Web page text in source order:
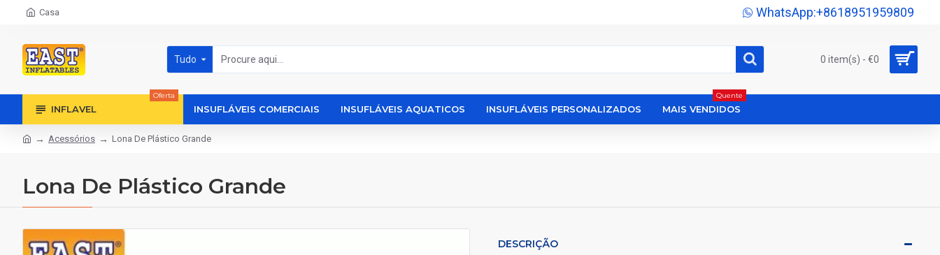
Casa WhatsApp:+8618951959809
Tudo 0 item(s) - €0
INFLAVEL
Oferta
INSUFLÁVEIS COMERCIAIS INSUFLÁVEIS AQUATICOS INSUFLÁVEIS PERSONALIZADOS MAIS VENDIDOS
Quente
Acessórios Lona De Plástico Grande
Lona De Plástico Grande
DESCRIÇÃO